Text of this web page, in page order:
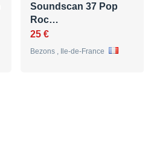
Soundscan 37 Pop
Roc…
25 €
Bezons , Ile-de-France